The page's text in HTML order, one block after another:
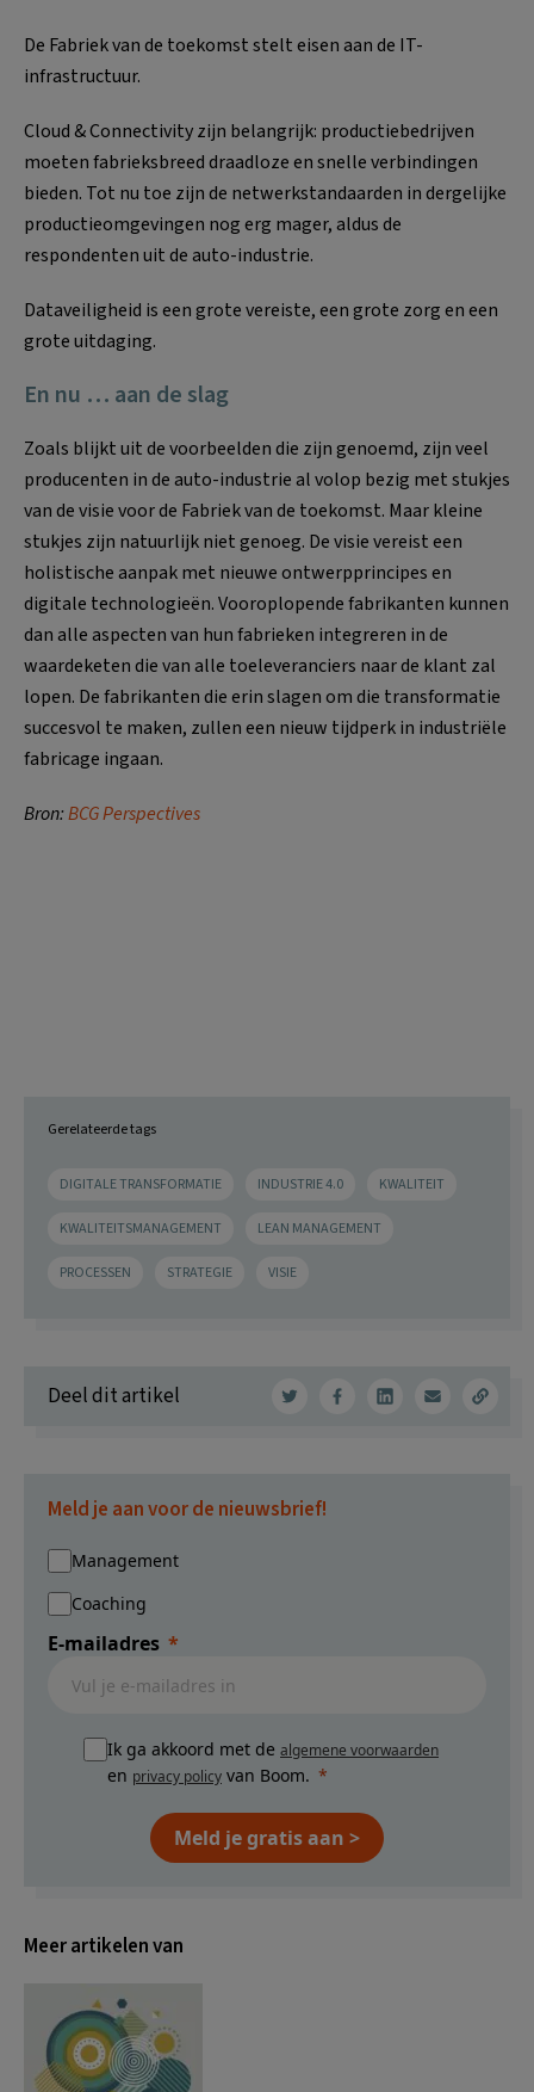
De Fabriek van de toekomst stelt eisen aan de IT-
infrastructuur.
Cloud & Connectivity zijn belangrijk: productiebedrijven
moeten fabrieksbreed draadloze en snelle verbindingen
bieden. Tot nu toe zijn de netwerkstandaarden in dergelijke
productieomgevingen nog erg mager, aldus de
respondenten uit de auto-industrie.
Dataveiligheid is een grote vereiste, een grote zorg en een
grote uitdaging.
En nu … aan de slag
Zoals blijkt uit de voorbeelden die zijn genoemd, zijn veel
producenten in de auto-industrie al volop bezig met stukjes
van de visie voor de Fabriek van de toekomst. Maar kleine
stukjes zijn natuurlijk niet genoeg. De visie vereist een
holistische aanpak met nieuwe ontwerpprincipes en
digitale technologieën. Vooroplopende fabrikanten kunnen
dan alle aspecten van hun fabrieken integreren in de
waardeketen die van alle toeleveranciers naar de klant zal
lopen. De fabrikanten die erin slagen om die transformatie
succesvol te maken, zullen een nieuw tijdperk in industriële
fabricage ingaan.
Bron:BCG Perspectives
Gerelateerde tags
DIGITALE TRANSFORMATIE INDUSTRIE 4.0 KWALITEIT
KWALITEITSMANAGEMENT LEAN MANAGEMENT
PROCESSEN STRATEGIE VISIE
Deel dit artikel
Meld je aan voor de nieuwsbrief!
Management
Coaching
E-mailadres
Ik ga akkoord met de algemene voorwaarden
en privacy policy van Boom.
Meld je gratis aan >
Meer artikelen van